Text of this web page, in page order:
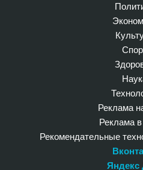
Реклама
Реклама в
Рекомендательные
Яндекс